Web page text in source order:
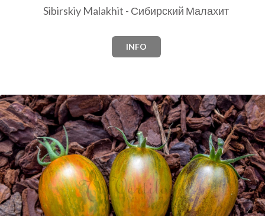
Sibirskiy Malakhit - Сибирский Малахит
INFO